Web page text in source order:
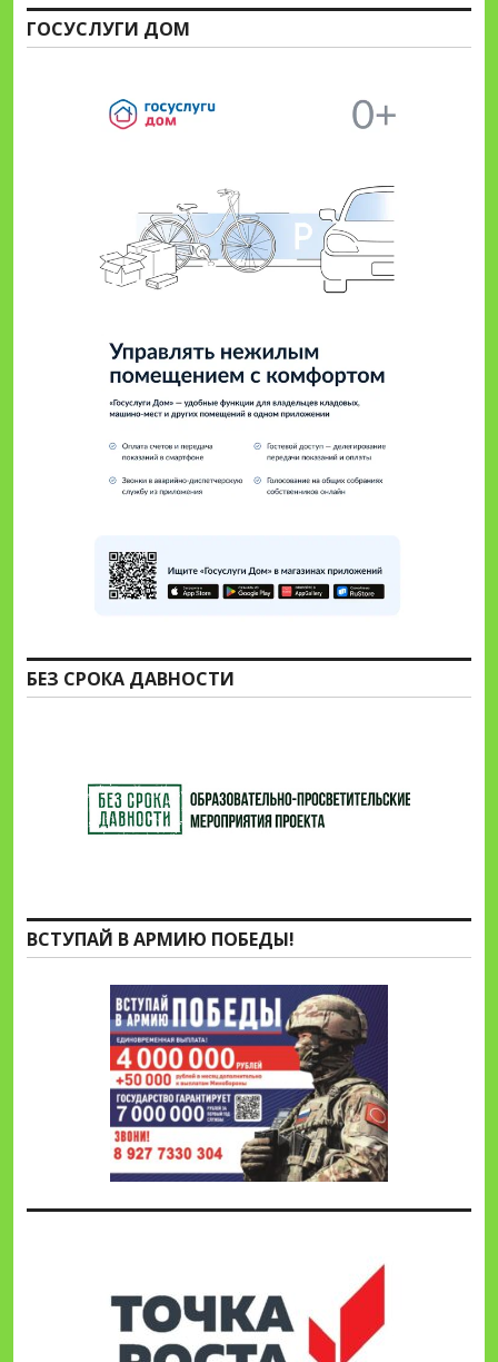
ГОСУСЛУГИ ДОМ
БЕЗ СРОКА ДАВНОСТИ
ВСТУПАЙ В АРМИЮ ПОБЕДЫ!